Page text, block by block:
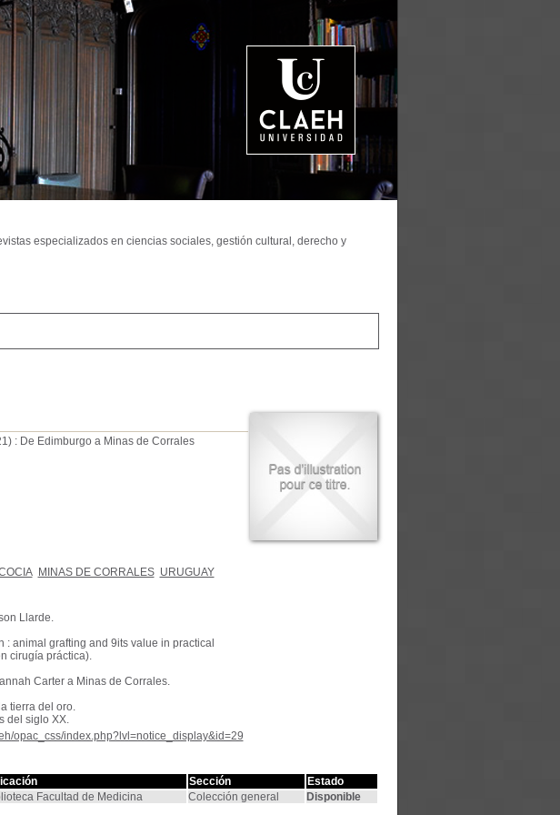
: De Edimburgo a Minas de Corrales
MINAS DE CORRALES URUGUAY
Llarde.
: animal grafting and 9its value in practical
cirugía práctica).
Carter a Minas de Corrales.
tierra del oro.
del siglo XX.
opac_css/index.php?lvl=notice_display&id=29
Sección
Estado
Facultad de Medicina Colección general Disponible
especializados en ciencias sociales, gestión cultural, derecho y